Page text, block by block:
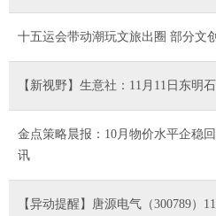
十五运会带动潮玩文旅出圈 部分文
【新视野】生意社：11月11日东明
金点策略晨报：10月物价水平企稳
讯
【异动提醒】唐源电气（300789）